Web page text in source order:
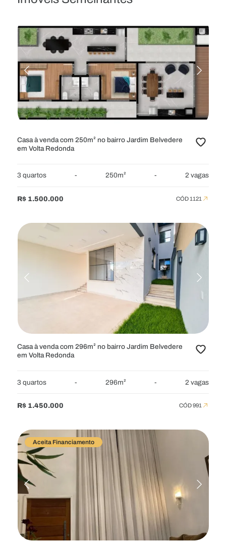
Casa à venda com 250m² no bairro Jardim Belvedere
em Volta Redonda
3 quartos - 250m² - 2 vagas
R$ 1.500.000 CÓD 1121
Casa à venda com 296m² no bairro Jardim Belvedere
em Volta Redonda
3 quartos - 296m² - 2 vagas
R$ 1.450.000 CÓD 991
Aceita Financiamento